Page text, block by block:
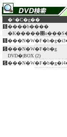
�^�C�g��
����b����
���N�W�F�b�g
DVD�|BOX (2)